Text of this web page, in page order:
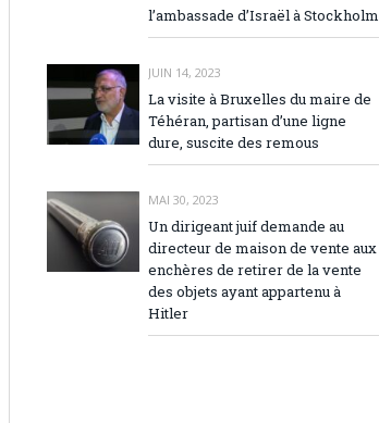
l’ambassade d’Israël à Stockholm
JUIN 14, 2023
La visite à Bruxelles du maire de
Téhéran, partisan d’une ligne
dure, suscite des remous
MAI 30, 2023
Un dirigeant juif demande au
directeur de maison de vente aux
enchères de retirer de la vente
des objets ayant appartenu à
Hitler